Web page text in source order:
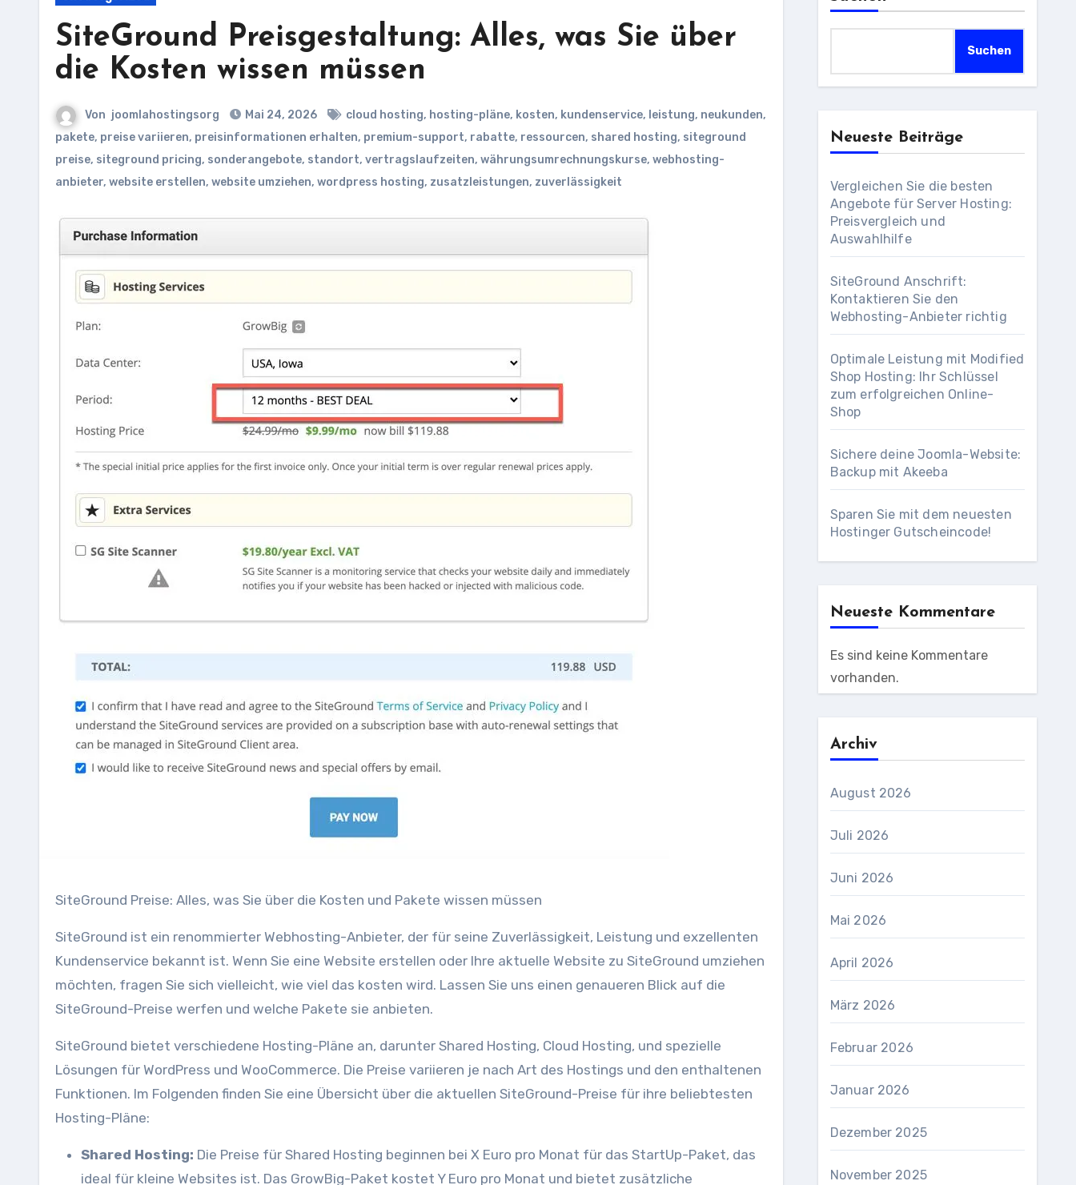
SiteGround Preisgestaltung: Alles, was Sie über
die Kosten wissen müssen
Von joomlahostingsorg Mai 24, 2026 cloud hosting, hosting-pläne, kosten, kundenservice, leistung, neukunden,
pakete, preise variieren, preisinformationen erhalten, premium-support, rabatte, ressourcen, shared hosting, siteground
preise, siteground pricing, sonderangebote, standort, vertragslaufzeiten, währungsumrechnungskurse, webhosting-
anbieter, website erstellen, website umziehen, wordpress hosting, zusatzleistungen, zuverlässigkeit
SiteGround Preise: Alles, was Sie über die Kosten und Pakete wissen müssen
SiteGround ist ein renommierter Webhosting-Anbieter, der für seine Zuverlässigkeit, Leistung und exzellenten
Kundenservice bekannt ist. Wenn Sie eine Website erstellen oder Ihre aktuelle Website zu SiteGround umziehen
möchten, fragen Sie sich vielleicht, wie viel das kosten wird. Lassen Sie uns einen genaueren Blick auf die
SiteGround-Preise werfen und welche Pakete sie anbieten.
SiteGround bietet verschiedene Hosting-Pläne an, darunter Shared Hosting, Cloud Hosting, und spezielle
Lösungen für WordPress und WooCommerce. Die Preise variieren je nach Art des Hostings und den enthaltenen
Funktionen. Im Folgenden finden Sie eine Übersicht über die aktuellen SiteGround-Preise für ihre beliebtesten
Hosting-Pläne:
Shared Hosting: Die Preise für Shared Hosting beginnen bei X Euro pro Monat für das StartUp-Paket, das
ideal für kleine Websites ist. Das GrowBig-Paket kostet Y Euro pro Monat und bietet zusätzliche
Suchen
Neueste Beiträge
Vergleichen Sie die besten
Angebote für Server Hosting:
Preisvergleich und
Auswahlhilfe
SiteGround Anschrift:
Kontaktieren Sie den
Webhosting-Anbieter richtig
Optimale Leistung mit Modified
Shop Hosting: Ihr Schlüssel
zum erfolgreichen Online-
Shop
Sichere deine Joomla-Website:
Backup mit Akeeba
Sparen Sie mit dem neuesten
Hostinger Gutscheincode!
Neueste Kommentare
Es sind keine Kommentare
vorhanden.
Archiv
August 2026
Juli 2026
Juni 2026
Mai 2026
April 2026
März 2026
Februar 2026
Januar 2026
Dezember 2025
November 2025